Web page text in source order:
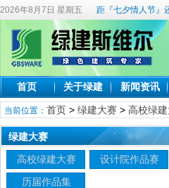
2026年8月7日 星期五 距『七夕情人节』
首页 关于绿建 新闻资讯
当前位置： 首页> 绿建大赛> 高校绿
绿建大赛
高校绿建大赛
设计院作品赛
历届作品集